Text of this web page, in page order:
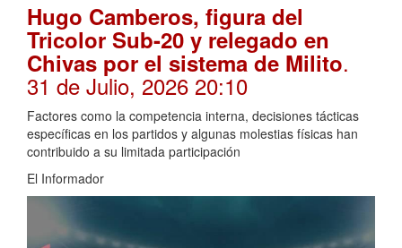
Hugo Camberos, figura del
Tricolor Sub-20 y relegado en
Chivas por el sistema de Milito.
31 de Julio, 2026 20:10
Factores como la competencia interna, decisiones tácticas
específicas en los partidos y algunas molestias físicas han
contribuido a su limitada participación
El Informador